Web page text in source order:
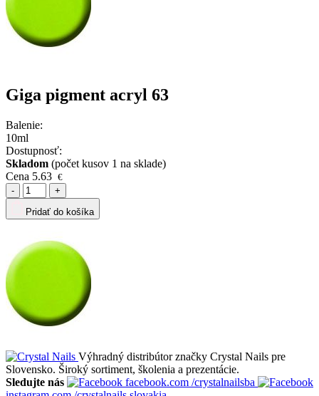
Giga pigment acryl 63
Balenie:
10ml
Dostupnosť:
Skladom (počet kusov 1 na sklade)
Cena 5.63 €
-
+
Pridať do košíka
Výhradný distribútor značky Crystal Nails pre
Slovensko. Široký sortiment, školenia a prezentácie.
Sledujte nás
facebook.com /crystalnailsba